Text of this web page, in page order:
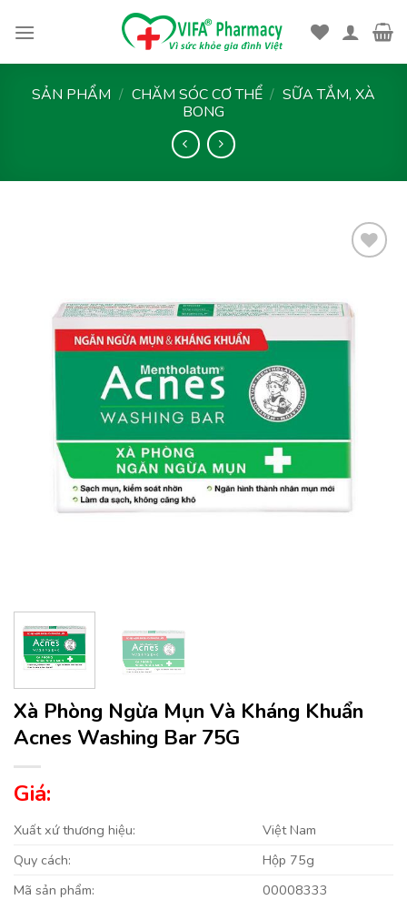
SẢN PHẨM / CHĂM SÓC CƠ THỂ / SỮA TẮM, XÀ
BONG
Thêm
Xà Phòng Ngừa Mụn Và Kháng Khuẩn
Acnes Washing Bar 75G
Giá:
Xuất xứ thương hiệu:
Việt Nam
Quy cách:
Hộp 75g
Mã sản phẩm:
00008333